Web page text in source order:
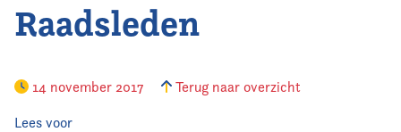
Kennis & Informatie
Raadsleden
14 november 2017 Terug naar overzicht
Lees voor